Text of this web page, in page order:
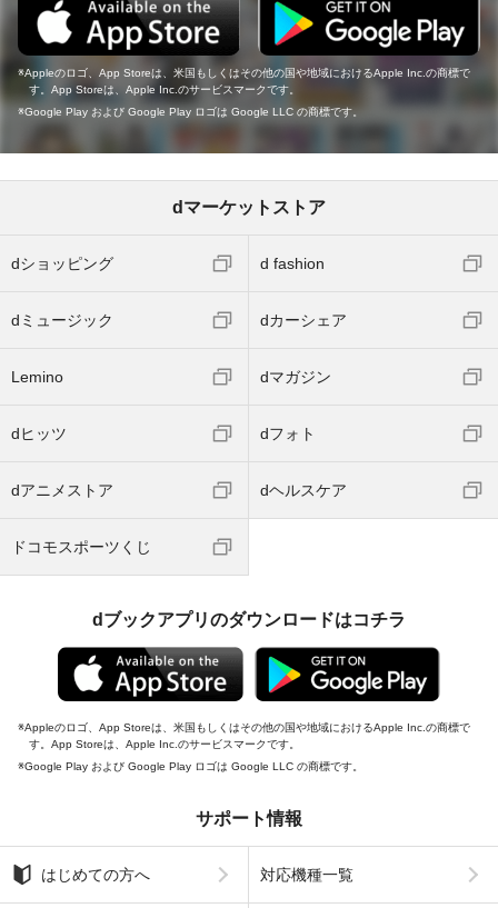
Appleのロゴ、App Storeは、米国もしくはその他の国や地域におけるApple Inc.の商標で
す。App Storeは、Apple Inc.のサービスマークです。
Google Play および Google Play ロゴは Google LLC の商標です。
dマーケットストア
dショッピング d fashion
dミュージック dカーシェア
Lemino dマガジン
dヒッツ dフォト
dアニメストア dヘルスケア
ドコモスポーツくじ
dブックアプリのダウンロードはコチラ
Appleのロゴ、App Storeは、米国もしくはその他の国や地域におけるApple Inc.の商標で
す。App Storeは、Apple Inc.のサービスマークです。
Google Play および Google Play ロゴは Google LLC の商標です。
サポート情報
はじめての方へ 対応機種一覧